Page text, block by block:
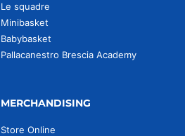
Le squadre
Minibasket
Babybasket
Pallacanestro Brescia Academy
MERCHANDISING
Store Online